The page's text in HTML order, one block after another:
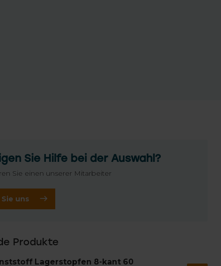
Sie Hilfe bei der Auswahl?
Sie einen unserer Mitarbeiter
uns
Produkte
Lagerstopfen 8-kant 60